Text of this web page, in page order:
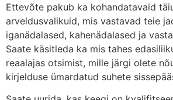
Ettevõte pakub ka kohandatavaid
arveldusvalikuid, mis vastavad teie
iganädalased, kahenädalased ja
Saate käsitleda ka mis tahes
reaalajas otsimist, mille järgi olete
kirjelduse ümardatud suhete